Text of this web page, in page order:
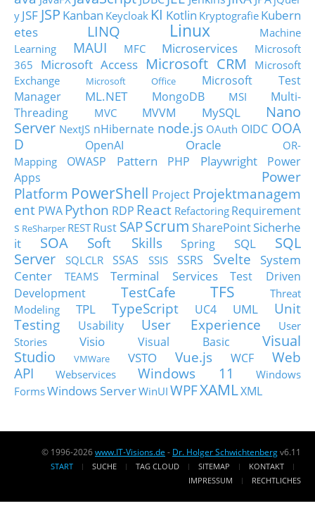
y JSF JSP Kanban Keycloak KI Kotlin Kryptografie Kubern
etes
LINQ Linux
Machine
Learning
MAUI MFC Microservices
Microsoft
365
Microsoft Access Microsoft CRM
Microsoft
Exchange
Microsoft Office
Microsoft Test
Manager
ML.NET MongoDB MSI
Multi-
Threading
MVC MVVM MySQL
Nano
Server NextJS nHibernate node.js OAuth OIDC OOA
D
OpenAI Oracle
OR-
Mapping
OWASP Pattern PHP Playwright
Power
Apps
Power
Platform PowerShell Project Projektmanagem
ent PWA Python RDP React Refactoring Requirement
s ReSharper RESTRust SAPScrum SharePointSicherhe
it
SOA Soft Skills Spring SQL
SQL
Server
SQLCLR SSAS SSIS SSRS Svelte
System
Center
TEAMS Terminal Services
Test Driven
Development
TestCafe TFS
Threat
Modeling
TPL TypeScript UC4 UML
Unit
Testing
Usability User Experience
User
Stories
Visio Visual Basic
Visual
Studio
VMWare VSTO Vue.js WCF
Web
API
Webservices Windows 11
Windows
FormsWindows ServerWinUI WPFXAMLXML
© 1996-2026www.IT-Visions.de - Dr. Holger Schwichtenbergv6.11
START SUCHE TAG CLOUD SITEMAP
KONTAKT
IMPRESSUM
RECHTLICHES